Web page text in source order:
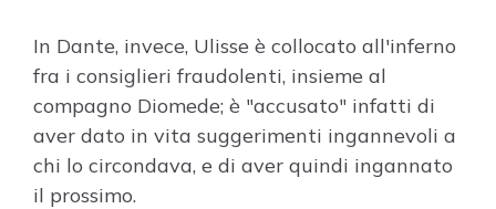
In Dante, invece, Ulisse è collocato all'inferno
fra i consiglieri fraudolenti, insieme al
compagno Diomede; è "accusato" infatti di
aver dato in vita suggerimenti ingannevoli a
chi lo circondava, e di aver quindi ingannato
il prossimo.